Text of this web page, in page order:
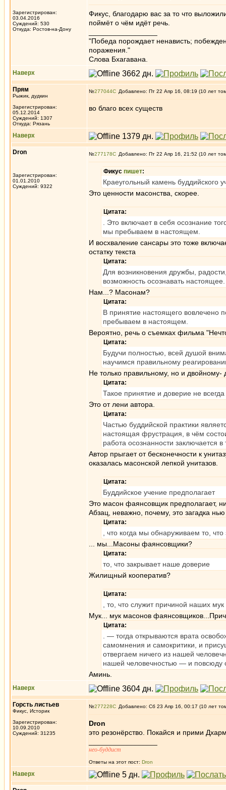
Зарегистрирован:
03.04.2016
Суждений: 530
Откуда: Ростов-на-Дону
Фикус, благодарю вас за то что
поймёт о чём идёт речь.
"Победа порождает ненависть;
поражения."
Слова Бхагавана.
Наверх
Прям
Рыжик, дудкин
Зарегистрирован:
05.12.2014
Суждений: 1307
Откуда: Рязань
№277044 Добавлено: Пт 22 Апр 16, 08:19 (10 лет
во благо всех существ
Наверх
Dron
Зарегистрирован:
01.01.2010
Суждений: 9322
№277178 Добавлено: Пт 22 Апр 16, 21:52 (10 лет
Фикус пишет:
Краеугольный камень буддийского
Это ценности масонства, скорее.
Цитата:
. Это включает в себя осознание
мы пребываем в настоящем.
И восхваление сансары это тоже
остатку текста
Цитата:
Для возникновения дружбы,
возможность осознавать настоящее.
Нам...? Масонам?
Цитата:
В принятие настоящего вовлечено
пребываем в настоящем.
Вероятно, речь о съемках фильма
Цитата:
Будучи полностью, всей душой
научимся правильному
Не только правильному, но и
Цитата:
Такое принятие и доверие не всегда
Это от лени автора.
Цитата:
Частью буддийской практики
настоящая фрустрация, в чём
работа осознанности заключается
Автор прыгает от бесконечности к
оказалась масонской лепкой унитазов.
Цитата:
Буддийское учение предполагает
Это масон фаянсовщик предполагает,
Абзац, неважно, почему, это загадка
Цитата:
, что когда мы обнаруживаем то,
... мы...Масоны фаянсовщики?
Цитата:
то, что закрывает наше доверие
Жилищный кооператив?
Цитата:
, то, что служит причиной наших мук
Мук... мук масонов
Цитата:
. — тогда открываются врата
самомнения и самокритики, и
отвергаем ничего из нашей
нашей человечностью — и повсюду
Аминь.
Наверх
Горсть листьев
Фикус, Историк
Зарегистрирован:
10.09.2010
Суждений: 31235
№277228 Добавлено: Сб 23 Апр 16, 00:17 (10 лет
Dron
это резонёрство. Покайся и прими
нео-буддист
Ответы на этот пост: Dron
Наверх